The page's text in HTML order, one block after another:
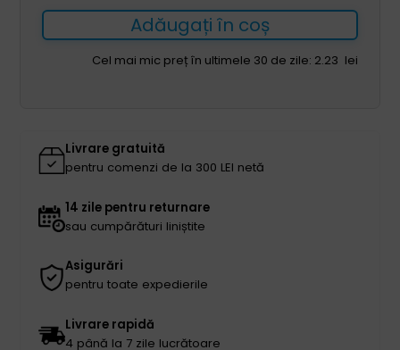
5*5cm
pansament
cu
Adăugați în coș
Cel mai mic preț în ultimele 30 de zile: 2.23 lei
Livrare gratuită
pentru comenzi de la 300 LEI netă
14 zile pentru returnare
sau cumpărături liniștite
Asigurări
pentru toate expedierile
Livrare rapidă
4 până la 7 zile lucrătoare